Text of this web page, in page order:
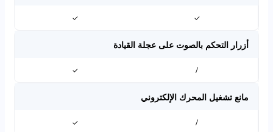
✓
✓
أزرار التحكم بالصوت على عجلة القيادة
/
✓
مانع تشغيل المحرك الإلكتروني
/
✓